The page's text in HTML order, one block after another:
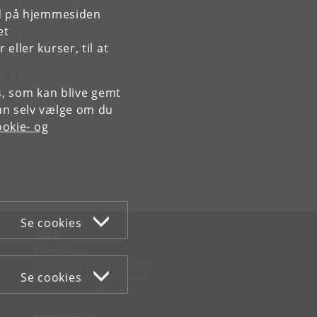
hjemmesiden
eller kurser, til at
som kan blive gemt
selv vælge om du
og
Se cookies
Se cookies
WEB
Tilgængelighedserklæring
Informationssikkerhed